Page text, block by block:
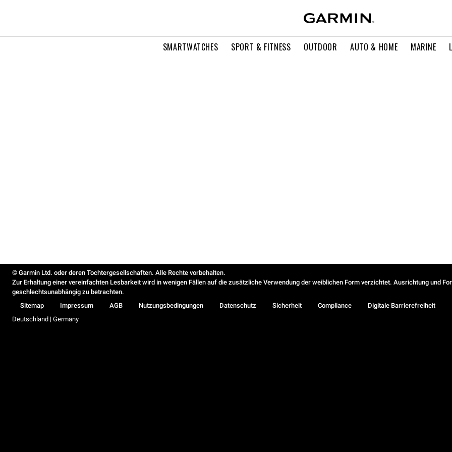
SMARTWATCHES SPORT & FITNESS OUTDOOR AUTO & HOME MARINE
© Garmin Ltd. oder deren Tochtergesellschaften. Alle Rechte vorbehalten.
Zur Erhaltung einer vereinfachten Lesbarkeit wird in wenigen Fällen auf die zusätzliche Verwendung der weiblichen Form verzichtet. Ausrichtung und
geschlechtsunabhängig zu betrachten.
Sitemap
Impressum AGB Nutzungsbedingungen Datenschutz Sicherheit Compliance
Digitale Barrierefreiheit
Deutschland | Germany